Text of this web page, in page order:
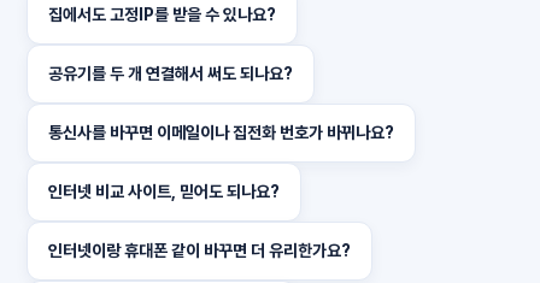
집에서도 고정IP를 받을 수 있나요?
공유기를 두 개 연결해서 써도 되나요?
통신사를 바꾸면 이메일이나 집전화 번호가 바뀌나요?
인터넷 비교 사이트, 믿어도 되나요?
인터넷이랑 휴대폰 같이 바꾸면 더 유리한가요?